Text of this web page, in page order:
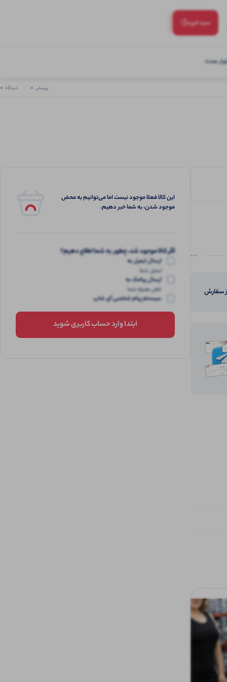
سبد‌خرید(:
عمده
پرسش 0 دیدگاه 0
سفارش
این کالا فعلا موجود نیست اما می‌توانیم به محض
موجود شدن، به شما خبر دهیم.
اگر کالا موجود شد، چطور به شما اطلاع دهیم؟
ارسال ایمیل به
ایمیل شما
ارسال پیامک به
تلفن همراه شما
سیستم پیام شخصی آی شاپ
ابتدا وارد حساب کاربری شوید